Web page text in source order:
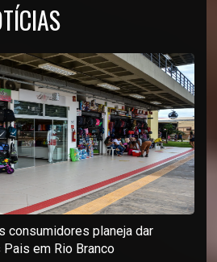
consumidores planeja dar
em Rio Branco